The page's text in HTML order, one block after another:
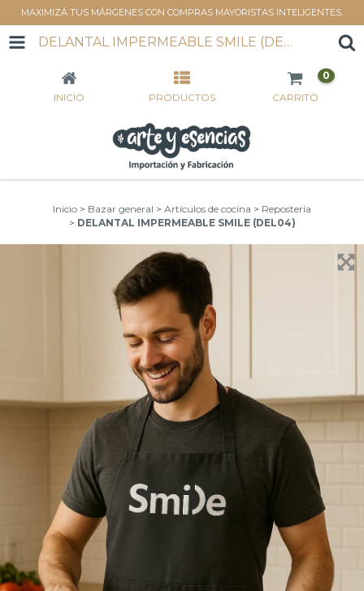
MAXIMIZÁ TUS MÁRGENES CON COMPRAS MAYORISTAS INTELIGENTES.
DELANTAL IMPERMEABLE SMILE (DEL04)
INICIO PRODUCTOS CARRITO
0
Inicio > Bazar general > Artículos de cocina > Repostería
> DELANTAL IMPERMEABLE SMILE (DEL04)